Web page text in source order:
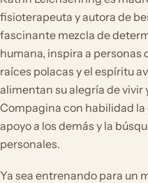
fisioterapeuta y autora de
fascinante mezcla de
humana, inspira a personas
raíces polacas y el espíritu
alimentan su alegría de vivir
Compagina con habilidad la
apoyo a los demás y la
personales.
Ya sea entrenando para un